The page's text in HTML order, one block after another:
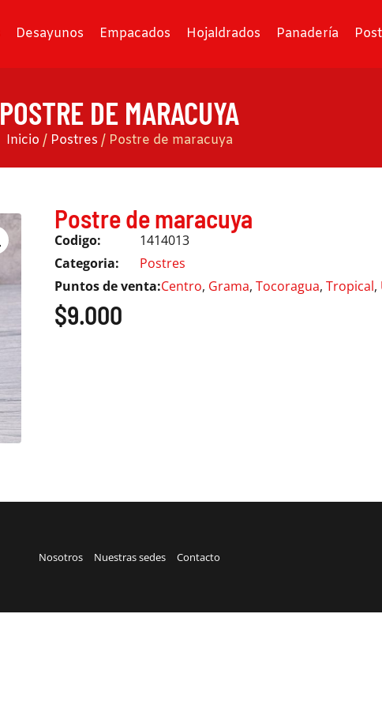
Desayunos Empacados Hojaldrados Panadería
POSTRE DE MARACUYA
Inicio / Postres / Postre de maracuya
Postre de maracuya
Codigo:
1414013
Categoria:
Postres
Puntos de venta:Centro, Grama, Tocoragua, Tropical,
$9.000
Nosotros Nuestras sedes Contacto